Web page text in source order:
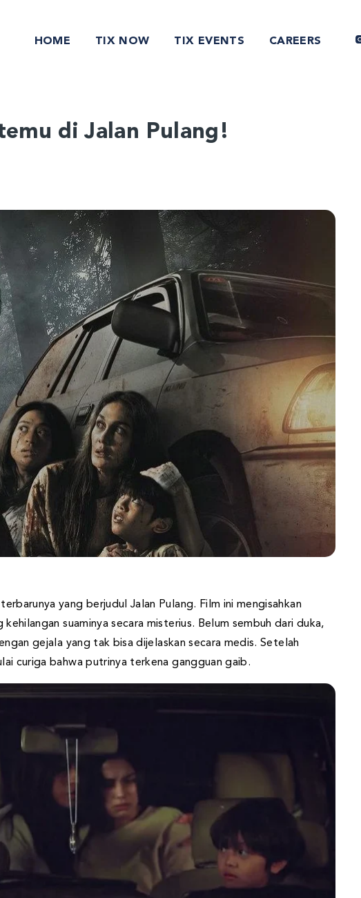
HOME TIX NOW TIX EVENTS CAREERS
di Jalan Pulang!
yang berjudul Jalan Pulang. Film ini mengisahkan
kehilangan suaminya secara misterius. Belum sembuh dari duka,
gejala yang tak bisa dijelaskan secara medis. Setelah
curiga bahwa putrinya terkena gangguan gaib.